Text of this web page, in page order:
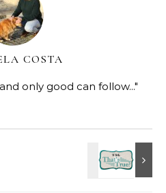
COSTA
only good can follow..."